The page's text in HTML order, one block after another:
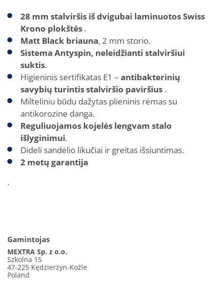
28 mm stalviršis iš dvigubai laminuotos Swiss
Krono plokštės .
Matt Black briauna, 2 mm storio.
Sistema Antyspin, neleidžianti stalviršiui
suktis.
Higieninis sertifikatas E1 – antibakterinių
savybių turintis stalviršio paviršius .
Milteliniu būdu dažytas plieninis rėmas su
antikorozine danga.
Reguliuojamos kojelės lengvam stalo
išlyginimui.
Dideli sandėlio likučiai ir greitas išsiuntimas.
2 metų garantija
.
Gamintojas
MEXTRA Sp. z o.o.
Szkolna 15
47-225 Kędzierzyn-Koźle
Poland